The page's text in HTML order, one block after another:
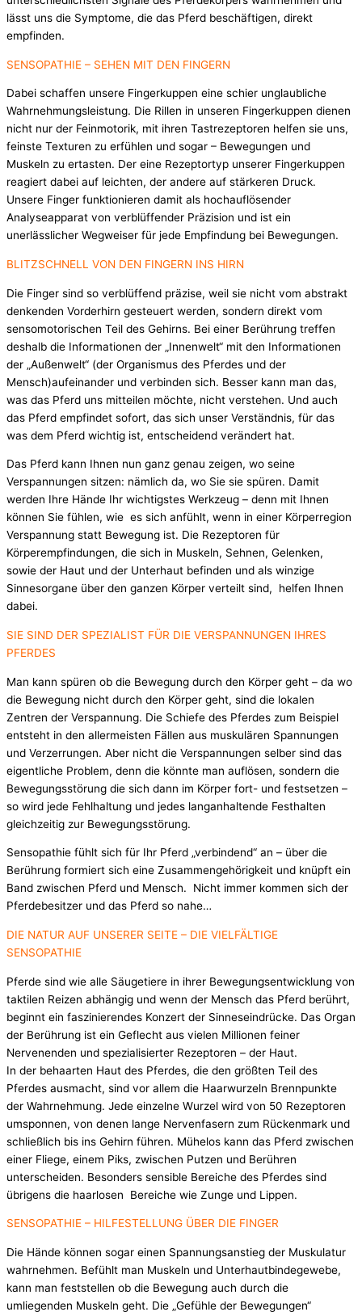
lässt uns die Symptome, die das Pferd beschäftigen, direkt
empfinden.
SENSOPATHIE – SEHEN MIT DEN FINGERN
Dabei schaffen unsere Fingerkuppen eine schier unglaubliche
Wahrnehmungsleistung. Die Rillen in unseren Fingerkuppen dienen
nicht nur der Feinmotorik, mit ihren Tastrezeptoren helfen sie uns,
feinste Texturen zu erfühlen und sogar – Bewegungen und
Muskeln zu ertasten. Der eine Rezeptortyp unserer Fingerkuppen
reagiert dabei auf leichten, der andere auf stärkeren Druck.
Unsere Finger funktionieren damit als hochauflösender
Analyseapparat von verblüffender Präzision und ist ein
unerlässlicher Wegweiser für jede Empfindung bei Bewegungen.
BLITZSCHNELL VON DEN FINGERN INS HIRN
Die Finger sind so verblüffend präzise, weil sie nicht vom abstrakt
denkenden Vorderhirn gesteuert werden, sondern direkt vom
sensomotorischen Teil des Gehirns. Bei einer Berührung treffen
deshalb die Informationen der „Innenwelt“ mit den Informationen
der „Außenwelt“ (der Organismus des Pferdes und der
Mensch)aufeinander und verbinden sich. Besser kann man das,
was das Pferd uns mitteilen möchte, nicht verstehen. Und auch
das Pferd empfindet sofort, das sich unser Verständnis, für das
was dem Pferd wichtig ist, entscheidend verändert hat.
Das Pferd kann Ihnen nun ganz genau zeigen, wo seine
Verspannungen sitzen: nämlich da, wo Sie sie spüren. Damit
werden Ihre Hände Ihr wichtigstes Werkzeug – denn mit Ihnen
können Sie fühlen, wie es sich anfühlt, wenn in einer Körperregion
Verspannung statt Bewegung ist. Die Rezeptoren für
Körperempfindungen, die sich in Muskeln, Sehnen, Gelenken,
sowie der Haut und der Unterhaut befinden und als winzige
Sinnesorgane über den ganzen Körper verteilt sind, helfen Ihnen
dabei.
SIE SIND DER SPEZIALIST FÜR DIE VERSPANNUNGEN IHRES
PFERDES
Man kann spüren ob die Bewegung durch den Körper geht – da wo
die Bewegung nicht durch den Körper geht, sind die lokalen
Zentren der Verspannung. Die Schiefe des Pferdes zum Beispiel
entsteht in den allermeisten Fällen aus muskulären Spannungen
und Verzerrungen. Aber nicht die Verspannungen selber sind das
eigentliche Problem, denn die könnte man auflösen, sondern die
Bewegungsstörung die sich dann im Körper fort- und festsetzen –
so wird jede Fehlhaltung und jedes langanhaltende Festhalten
gleichzeitig zur Bewegungsstörung.
Sensopathie fühlt sich für Ihr Pferd „verbindend“ an – über die
Berührung formiert sich eine Zusammengehörigkeit und knüpft ein
Band zwischen Pferd und Mensch. Nicht immer kommen sich der
Pferdebesitzer und das Pferd so nahe…
DIE NATUR AUF UNSERER SEITE – DIE VIELFÄLTIGE
SENSOPATHIE
Pferde sind wie alle Säugetiere in ihrer Bewegungsentwicklung von
taktilen Reizen abhängig und wenn der Mensch das Pferd berührt,
beginnt ein faszinierendes Konzert der Sinneseindrücke. Das Organ
der Berührung ist ein Geflecht aus vielen Millionen feiner
Nervenenden und spezialisierter Rezeptoren – der Haut.
In der behaarten Haut des Pferdes, die den größten Teil des
Pferdes ausmacht, sind vor allem die Haarwurzeln Brennpunkte
der Wahrnehmung. Jede einzelne Wurzel wird von 50 Rezeptoren
umsponnen, von denen lange Nervenfasern zum Rückenmark und
schließlich bis ins Gehirn führen. Mühelos kann das Pferd zwischen
einer Fliege, einem Piks, zwischen Putzen und Berühren
unterscheiden. Besonders sensible Bereiche des Pferdes sind
übrigens die haarlosen Bereiche wie Zunge und Lippen.
SENSOPATHIE – HILFESTELLUNG ÜBER DIE FINGER
Die Hände können sogar einen Spannungsanstieg der Muskulatur
wahrnehmen. Befühlt man Muskeln und Unterhautbindegewebe,
kann man feststellen ob die Bewegung auch durch die
umliegenden Muskeln geht. Die „Gefühle der Bewegungen“